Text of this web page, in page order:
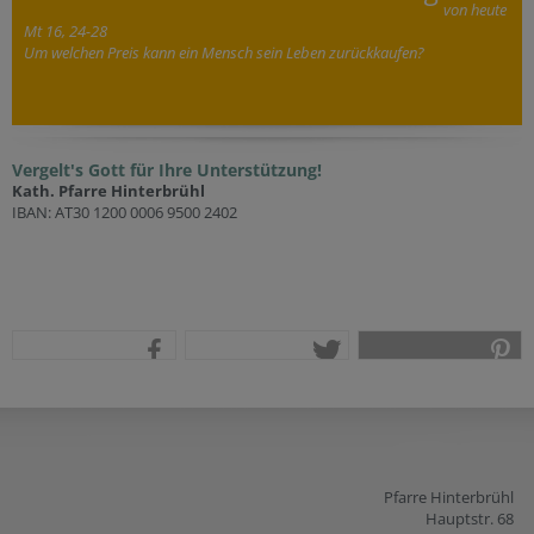
von heute
Mt 16, 24-28
Um welchen Preis kann ein Mensch sein Leben zurückkaufen?
Vergelt's Gott für Ihre Unterstützung!
Kath. Pfarre Hinterbrühl
IBAN: AT30 1200 0006 9500 2402
Pfarre Hinterbrühl
Hauptstr. 68